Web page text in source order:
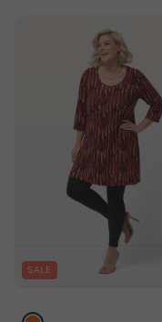
SALE